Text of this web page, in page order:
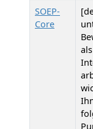
SOEP-
Core
als